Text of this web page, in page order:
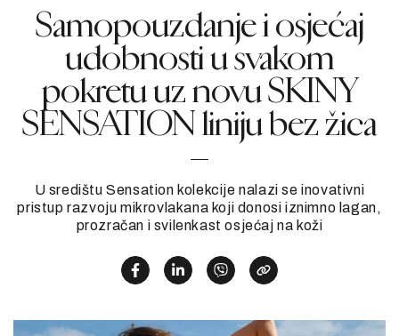
Samopouzdanje i osjećaj
udobnosti u svakom
pokretu uz novu SKINY
SENSATION liniju bez žica
U središtu Sensation kolekcije nalazi se inovativni
pristup razvoju mikrovlakana koji donosi iznimno lagan,
prozračan i svilenkast osjećaj na koži